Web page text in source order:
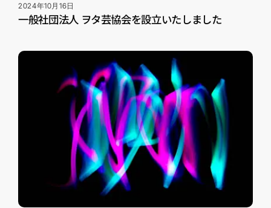
2024年10月16日
一般社団法人 ヲタ芸協会を設立いたしました